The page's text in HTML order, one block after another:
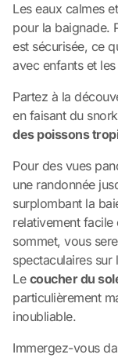
Les eaux calmes
pour la baignade.
est sécurisée, ce
avec enfants et
Partez à la
en faisant du
des poissons
Pour des vues
une randonnée
surplombant la
relativement
sommet, vous
spectaculaires sur
Le coucher du
particulièrement
inoubliable.
Immergez-vous